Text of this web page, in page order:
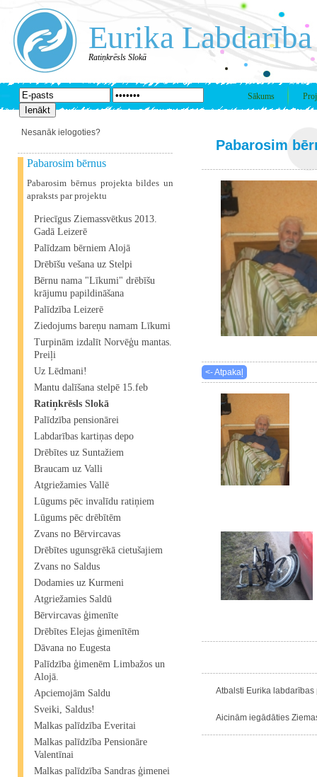
Eurika Labdarība
Ratiņkrēsls Slokā
Sākums
Nesanāk ielogoties?
Pabarosim bērnus
Pabarosim bērnus projekta bildes un
apraksts par projektu
Priecīgus Ziemassvētkus 2013.
Gadā Leizerē
Palīdzam bērniem Alojā
Drēbīšu vešana uz Stelpi
Bērnu nama "Līkumi" drēbīšu
krājumu papildināšana
Palīdzība Leizerē
Ziedojums bareņu namam Līkumi
Turpinām izdalīt Norvēģu mantas.
Preiļi
Uz Lēdmani!
Mantu dalīšana stelpē 15.feb
Ratiņkrēsls Slokā
Palīdzība pensionārei
Labdarības kartiņas depo
Drēbītes uz Suntažiem
Braucam uz Valli
Atgriežamies Vallē
Lūgums pēc invalīdu ratiņiem
Lūgums pēc drēbītēm
Zvans no Bērvircavas
Drēbītes ugunsgrēkā cietušajiem
Zvans no Saldus
Dodamies uz Kurmeni
Atgriežamies Saldū
Bērvircavas ģimenīte
Drēbītes Elejas ģimenītēm
Dāvana no Eugesta
Palīdzība ģimenēm Limbažos un
Alojā.
Apciemojām Saldu
Sveiki, Saldus!
Malkas palīdzība Everitai
Malkas palīdzība Pensionāre
Valentīnai
Malkas palīdzība Sandras ģimenei
Pabarosim
<- Atpakaļ
Atbalsti Eurika
Aicinām iegādāties